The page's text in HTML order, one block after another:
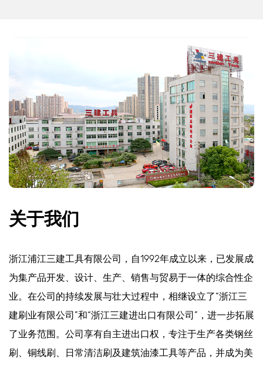
关于我们
浙江浦江三建工具有限公司，自1992年成立以来，已发展成
为集产品开发、设计、生产、销售与贸易于一体的综合性企
业。在公司的持续发展与壮大过程中，相继设立了“浙江三
建刷业有限公司”和“浙江三建进出口有限公司”，进一步拓展
了业务范围。公司享有自主进出口权，专注于生产各类钢丝
刷、铜线刷、日常清洁刷及建筑油漆工具等产品，并成为美